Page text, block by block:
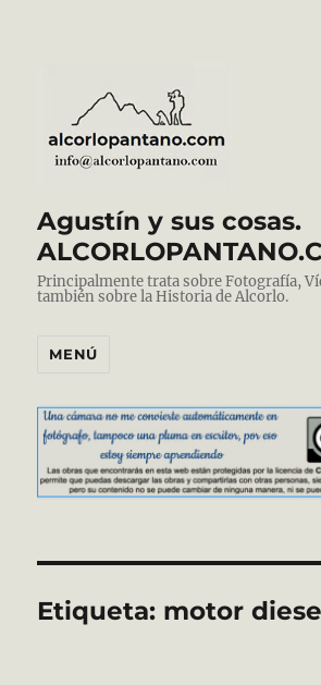
Agustín y sus cosas.
Principalmente trata sobre Fotografía,
también sobre la Historia de Alcorlo.
MENÚ
Etiqueta: motor